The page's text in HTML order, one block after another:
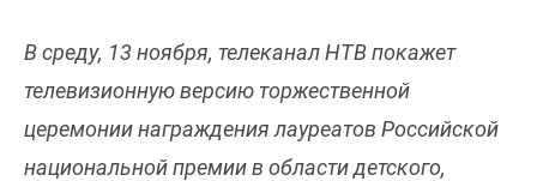
В среду, 13 ноября, телеканал НТВ покажет
телевизионную версию торжественной
церемонии награждения лауреатов Российской
национальной премии в области детского,